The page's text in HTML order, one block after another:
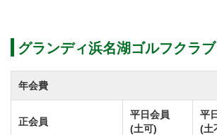
グランディ浜名湖ゴルフクラ
年会費
正会員
平日会員
(土可)
平
(土